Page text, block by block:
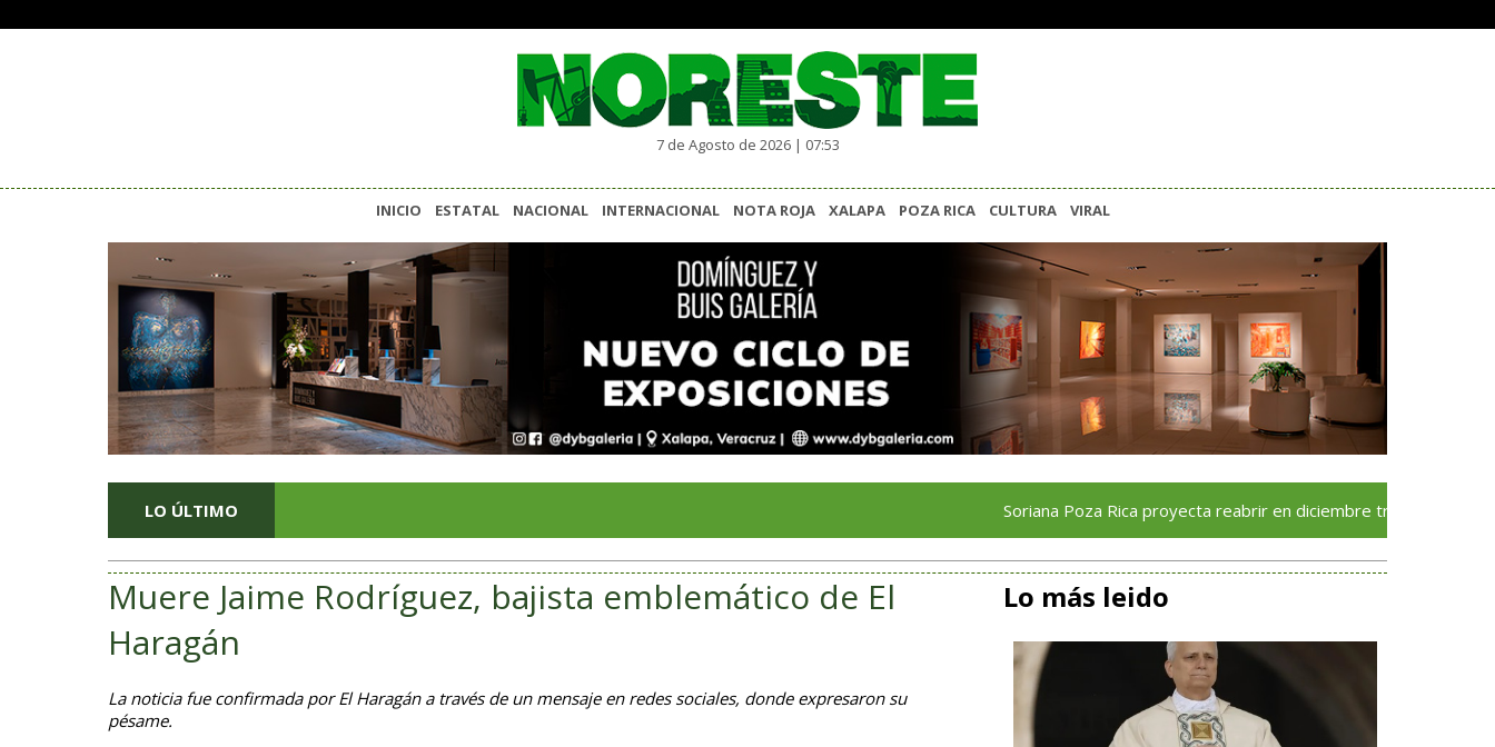
7 de Agosto de 2026 | 07:53
INICIO ESTATAL NACIONAL INTERNACIONAL NOTA ROJA XALAPA POZA RICA CULTURA VIRAL
LO ÚLTIMO Soriana Poza Rica proyecta reabrir en diciembre tras avance del 70 % en
Muere Jaime Rodríguez, bajista emblemático de El
Haragán
La noticia fue confirmada por El Haragán a través de un mensaje en redes sociales, donde expresaron su
pésame.
Lo más leido